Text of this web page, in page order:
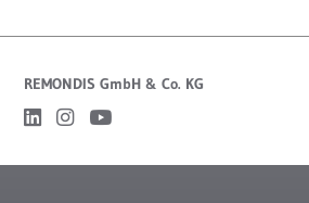
REMONDIS GmbH & Co. KG